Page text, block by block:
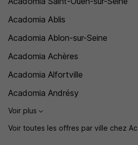
Acadomia Ablis
Acadomia Ablon-sur-Seine
Acadomia Achères
Acadomia Alfortville
Acadomia Andrésy
Voir plus
Voir toutes les offres par ville chez